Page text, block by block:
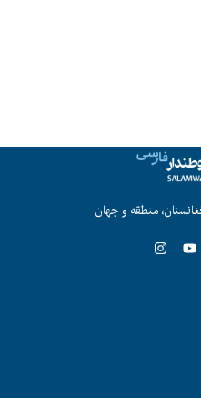
منطقه و جهان